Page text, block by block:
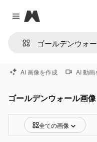
Close menu
Magnific
AI 画像を作成 AI 動画
ゴールデンウォール画像
全ての画像